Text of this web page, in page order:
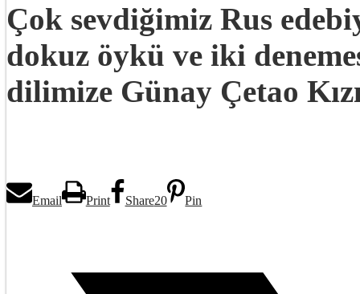
Çok sevdiğimiz Rus
dokuz öykü ve iki
dilimize Günay Çetao
Email Print Share20 Pin